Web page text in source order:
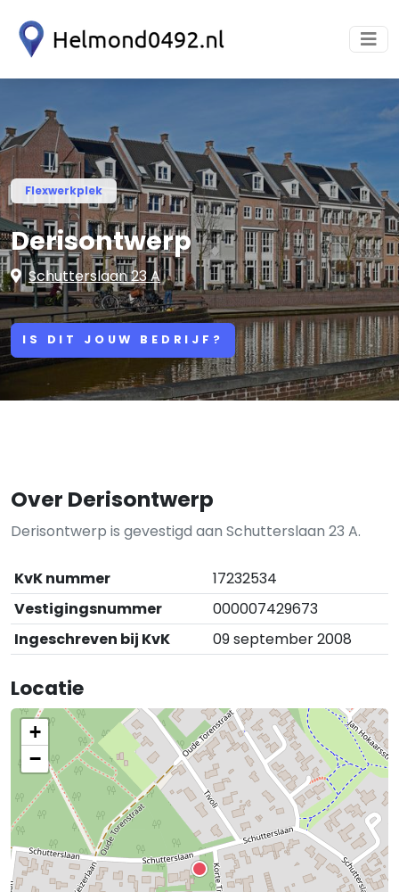
Flexwerkplek
Derisontwerp
Schutterslaan 23 A
IS DIT JOUW BEDRIJF?
Over Derisontwerp
Derisontwerp is gevestigd aan Schutterslaan 23 A.
KvK nummer
17232534
Vestigingsnummer
000007429673
Ingeschreven bij KvK
09 september 2008
Locatie
+
−